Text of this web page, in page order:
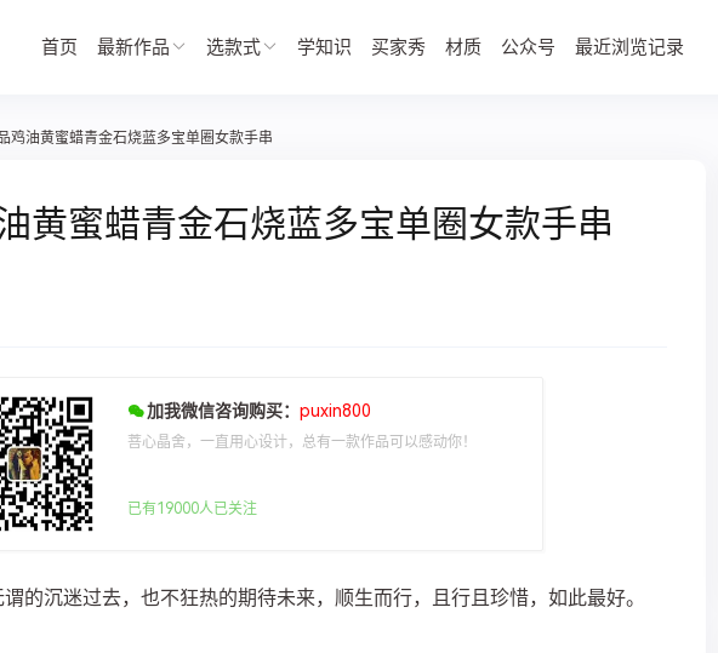
首页 最新作品 选款式 学知识 买家秀 材质 公众号 最近浏览记录
鸡油黄蜜蜡青金石烧蓝多宝单圈女款手串
黄蜜蜡青金石烧蓝多宝单圈女款手串
加我微信咨询购买： puxin800
菩心晶舍，一直用心设计，总有一款作品可以感动你！
已有19000人已关注
谓的沉迷过去，也不狂热的期待未来，顺生而行，且行且珍惜，如此最好。